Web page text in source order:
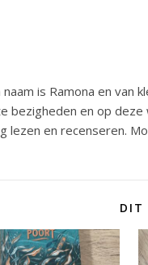
naam is Ramona en van
bezigheden en op
lezen en recenseren.
DIT